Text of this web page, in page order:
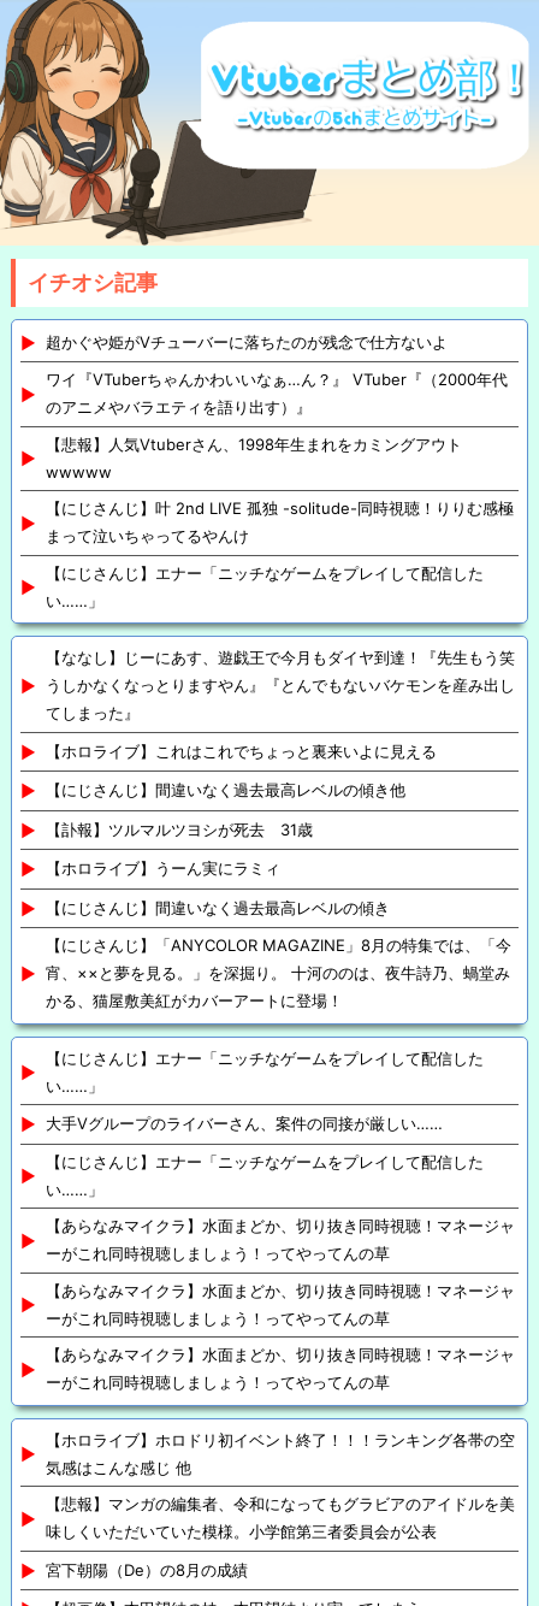
イチオシ記事
超かぐや姫がVチューバーに落ちたのが残念で仕方ないよ
ワイ『VTuberちゃんかわいいなぁ…ん？』 VTuber『（2000年代
のアニメやバラエティを語り出す）』
【悲報】人気Vtuberさん、1998年生まれをカミングアウト
wwwww
【にじさんじ】叶 2nd LIVE 孤独 -solitude-同時視聴！りりむ感極
まって泣いちゃってるやんけ
【にじさんじ】エナー「ニッチなゲームをプレイして配信した
い……」
【ななし】じーにあす、遊戯王で今月もダイヤ到達！『先生もう笑
うしかなくなっとりますやん』『とんでもないバケモンを産み出し
てしまった』
【ホロライブ】これはこれでちょっと裏来いよに見える
【にじさんじ】間違いなく過去最高レベルの傾き他
【訃報】ツルマルツヨシが死去 31歳
【ホロライブ】うーん実にラミィ
【にじさんじ】間違いなく過去最高レベルの傾き
【にじさんじ】「ANYCOLOR MAGAZINE」8月の特集では、「今
宵、××と夢を見る。」を深掘り。 十河ののは、夜牛詩乃、蝸堂み
かる、猫屋敷美紅がカバーアートに登場！
【にじさんじ】エナー「ニッチなゲームをプレイして配信した
い……」
大手Vグループのライバーさん、案件の同接が厳しい……
【にじさんじ】エナー「ニッチなゲームをプレイして配信した
い……」
【あらなみマイクラ】水面まどか、切り抜き同時視聴！マネージャ
ーがこれ同時視聴しましょう！ってやってんの草
【あらなみマイクラ】水面まどか、切り抜き同時視聴！マネージャ
ーがこれ同時視聴しましょう！ってやってんの草
【あらなみマイクラ】水面まどか、切り抜き同時視聴！マネージャ
ーがこれ同時視聴しましょう！ってやってんの草
【ホロライブ】ホロドリ初イベント終了！！！ランキング各帯の空
気感はこんな感じ 他
【悲報】マンガの編集者、令和になってもグラビアのアイドルを美
味しくいただいていた模様。小学館第三者委員会が公表
宮下朝陽（De）の8月の成績